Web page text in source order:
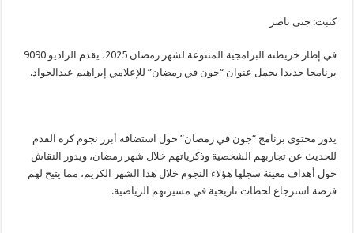
الراديو
مغلقة
كتبت: جنى ناصر
في إطار خريطته البرامجية المتنوعة لشهر رمضان 2025، يقدم الراديو 9090
برنامجا جديدا يحمل عنوان “جون في رمضان” للإعلامي إبراهيم عبدالجواد.
يدور محتوى برنامج “جون في رمضان” حول استضافة أبرز نجوم كرة القدم
للحديث عن تجاربهم الشخصية وذكرياتهم خلال شهر رمضان، ويدور النقاش
حول أهداف معينة سجلها هؤلاء النجوم خلال هذا الشهر الكريم، مما يتيح لهم
فرصة استرجاع لحظات تاريخية في مسيرتهم الرياضية.